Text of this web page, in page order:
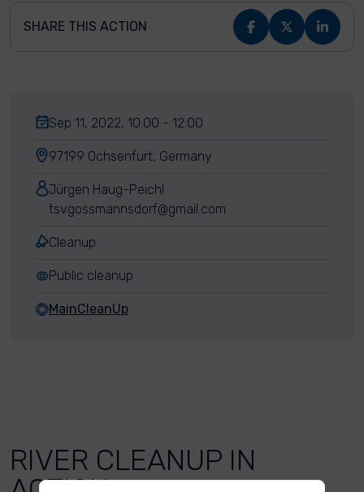
SHARE THIS ACTION
Sep 11, 2022, 10:00 - 12:00
97199 Ochsenfurt, Germany
Jürgen Haug-Peichl
tsvgossmannsdorf@gmail.com
Cleanup
Public cleanup
MainCleanUp
RIVER CLEANUP IN